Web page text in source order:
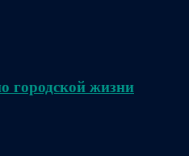
городской жизни